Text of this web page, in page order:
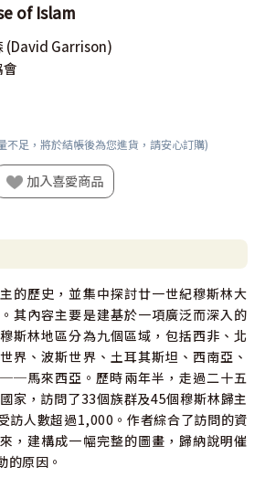
of Islam
(David Garrison)
不足，將於結帳後為您進貨，請安心訂購)
加入喜愛商品
的歷史，並集中探討廿一世紀穆斯林大
其內容主要是建基於一項廣泛而深入的
斯林地區分為九個區域，包括西非、北
界、波斯世界、土耳其斯坦、西南亞、
馬來西亞。歷時兩年半，走過二十五
家，訪問了33個族群及45個穆斯林歸主
訪人數超過1,000。作者綜合了訪問的資
，建構成一幅完整的圖畫，歸納說明催
的原因。